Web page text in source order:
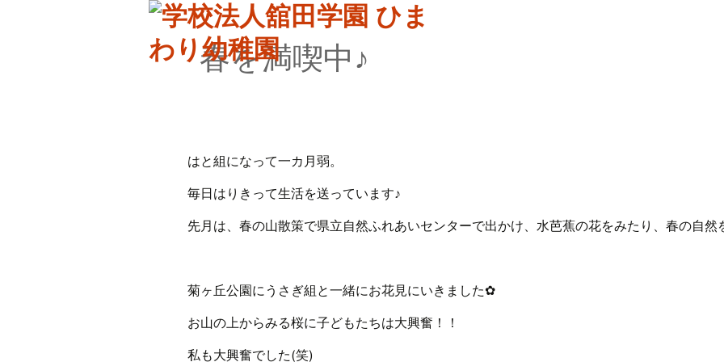
春を満喫中♪
はと組になって一カ月弱。
毎日はりきって生活を送っています♪
先月は、春の山散策で県立自然ふれあいセンターで出かけ、水芭蕉の花をみたり、春の自然
菊ヶ丘公園にうさぎ組と一緒にお花見にいきました✿
お山の上からみる桜に子どもたちは大興奮！！
私も大興奮でした(笑)